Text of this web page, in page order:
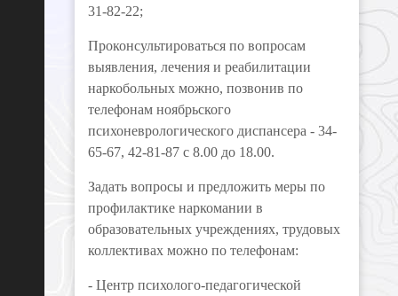
31-82-22;
Проконсультироваться по вопросам
выявления, лечения и реабилитации
наркобольных можно, позвонив по
телефонам ноябрьского
психоневрологического диспансера - 34-
65-67, 42-81-87 с 8.00 до 18.00.
Задать вопросы и предложить меры по
профилактике наркомании в
образовательных учреждениях, трудовых
коллективах можно по телефонам:
- Центр психолого-педагогической